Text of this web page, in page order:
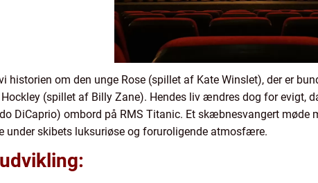
vi historien om den unge Rose (spillet af Kate Winslet), der er
Hockley (spillet af Billy Zane). Hendes liv ændres dog for evigt,
DiCaprio) ombord på RMS Titanic. Et skæbnesvangert møde
skibets luksuriøse og foruroligende atmosfære.